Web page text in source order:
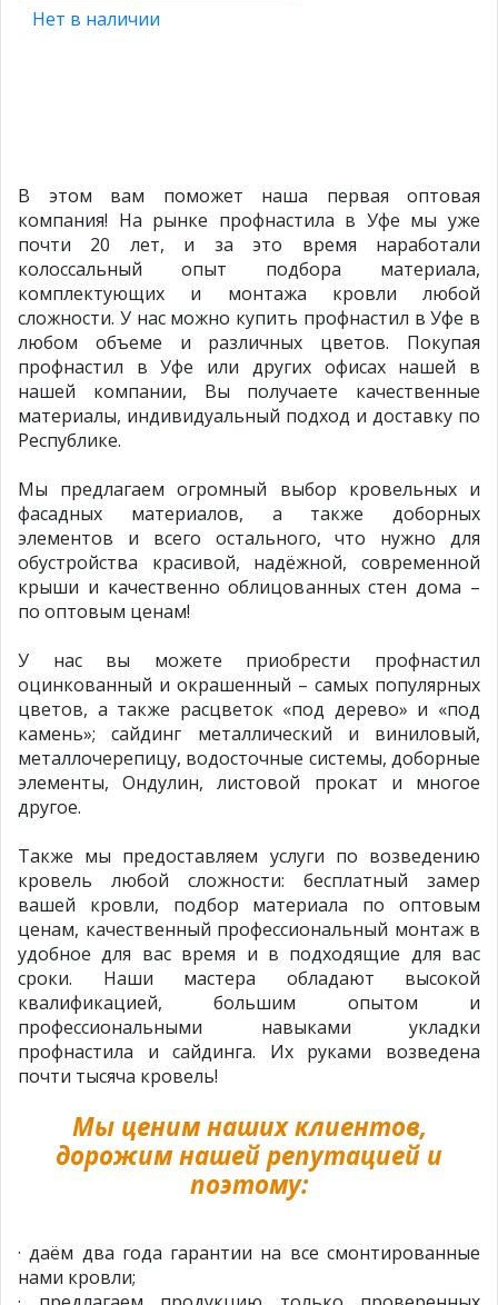
Нет в наличии
В этом вам поможет наша первая оптовая
компания! На рынке профнастила в Уфе мы уже
почти 20 лет, и за это время наработали
колоссальный опыт подбора материала,
комплектующих и монтажа кровли любой
сложности. У нас можно купить профнастил в Уфе в
любом объеме и различных цветов. Покупая
профнастил в Уфе или других офисах нашей в
нашей компании, Вы получаете качественные
материалы, индивидуальный подход и доставку по
Республике.
Мы предлагаем огромный выбор кровельных и
фасадных материалов, а также доборных
элементов и всего остального, что нужно для
обустройства красивой, надёжной, современной
крыши и качественно облицованных стен дома –
по оптовым ценам!
У нас вы можете приобрести профнастил
оцинкованный и окрашенный – самых популярных
цветов, а также расцветок «под дерево» и «под
камень»; сайдинг металлический и виниловый,
металлочерепицу, водосточные системы, доборные
элементы, Ондулин, листовой прокат и многое
другое.
Также мы предоставляем услуги по возведению
кровель любой сложности: бесплатный замер
вашей кровли, подбор материала по оптовым
ценам, качественный профессиональный монтаж в
удобное для вас время и в подходящие для вас
сроки. Наши мастера обладают высокой
квалификацией, большим опытом и
профессиональными навыками укладки
профнастила и сайдинга. Их руками возведена
почти тысяча кровель!
Мы ценим наших клиентов,
дорожим нашей репутацией и
поэтому:
· даём два года гарантии на все смонтированные
нами кровли;